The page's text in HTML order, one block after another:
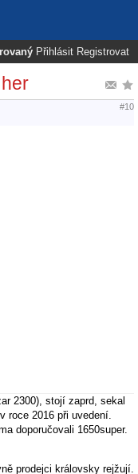
Přihlásit Registrovat
#10
2300), stojí zaprd, sekal
roce 2016 při uvedení.
doporučovali 1650super.
prodejci královsky rejžují.